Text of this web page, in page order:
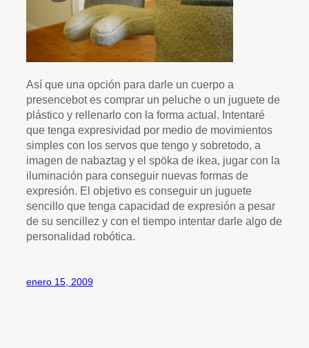
Así que una opción para darle un cuerpo a
presencebot es comprar un peluche o un juguete de
plástico y rellenarlo con la forma actual. Intentaré
que tenga expresividad por medio de movimientos
simples con los servos que tengo y sobretodo, a
imagen de nabaztag y el spöka de ikea, jugar con la
iluminación para conseguir nuevas formas de
expresión. El objetivo es conseguir un juguete
sencillo que tenga capacidad de expresión a pesar
de su sencillez y con el tiempo intentar darle algo de
personalidad robótica.
enero 15, 2009